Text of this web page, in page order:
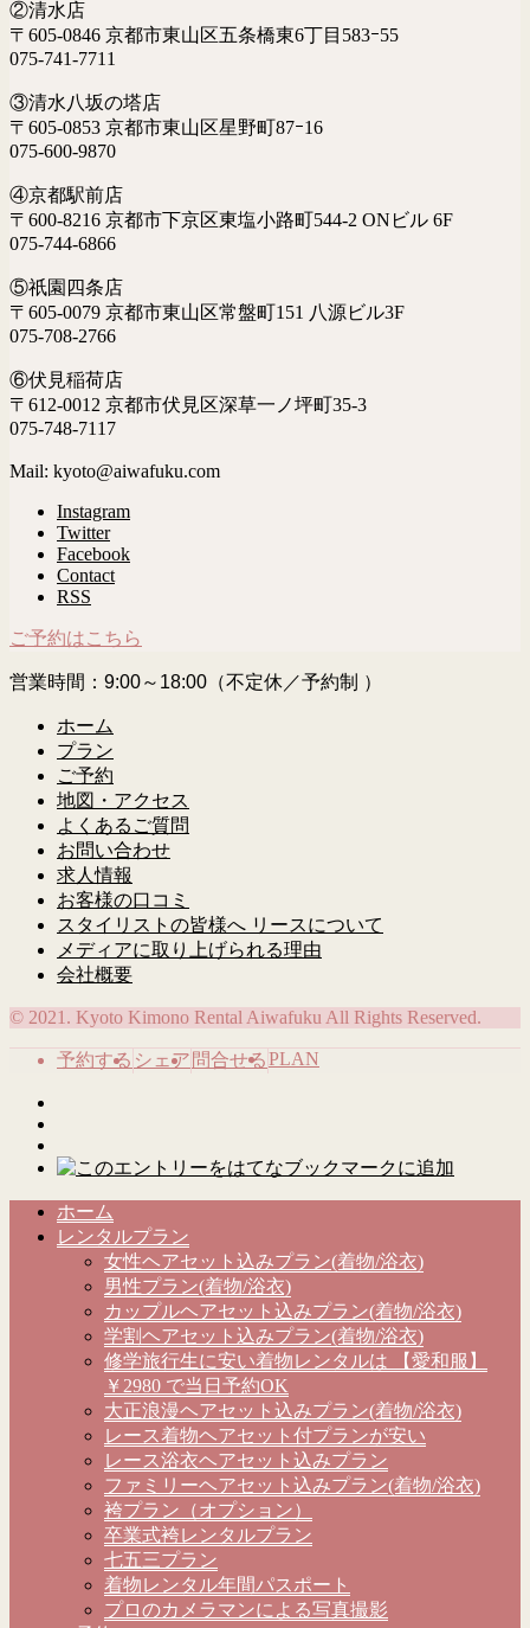
②清水店
〒605-0846 京都市東山区五条橋東6丁目583ｰ55
075-741-7711
③清水八坂の塔店
〒605-0853 京都市東山区星野町87ｰ16
075-600-9870
④京都駅前店
〒600-8216 京都市下京区東塩小路町544-2 ONビル 6F
075-744-6866
⑤祇園四条店
〒605-0079 京都市東山区常盤町151 八源ビル3F
075-708-2766
⑥伏見稲荷店
〒612-0012 京都市伏見区深草一ノ坪町35-3
075-748-7117
Mail: kyoto@aiwafuku.com
Instagram
Twitter
Facebook
Contact
RSS
ご予約はこちら
営業時間：9:00～18:00（不定休／予約制 ）
ホーム
プラン
ご予約
地図・アクセス
よくあるご質問
お問い合わせ
求人情報
お客様の口コミ
スタイリストの皆様へ リースについて
メディアに取り上げられる理由
会社概要
© 2021. Kyoto Kimono Rental Aiwafuku All Rights Reserved.
予約する シェア 問合せるPLAN
ホーム
レンタルプラン
女性ヘアセット込みプラン(着物/浴衣)
男性プラン(着物/浴衣)
カップルヘアセット込みプラン(着物/浴衣)
学割ヘアセット込みプラン(着物/浴衣)
修学旅行生に安い着物レンタルは 【愛和服】
￥2980 で当日予約OK
大正浪漫ヘアセット込みプラン(着物/浴衣)
レース着物ヘアセット付プランが安い
レース浴衣ヘアセット込みプラン
ファミリーヘアセット込みプラン(着物/浴衣)
袴プラン（オプション）
卒業式袴レンタルプラン
七五三プラン
着物レンタル年間パスポート
プロのカメラマンによる写真撮影